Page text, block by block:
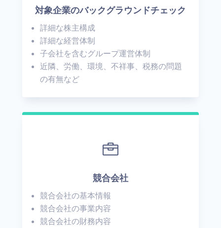
対象企業のバックグラウンドチェック
詳細な株主構成
詳細な経営体制
子会社を含むグループ運営体制
近隣、労働、環境、不祥事、税務の問題
の有無など

競合会社
競合会社の基本情報
競合会社の事業内容
競合会社の財務内容